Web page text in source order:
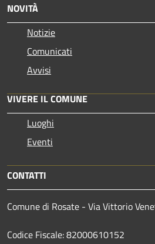
NOVITÀ
Notizie
Comunicati
Avvisi
VIVERE IL COMUNE
Luoghi
Eventi
CONTATTI
Comune di Rosate - Via Vittorio
Codice Fiscale: 82000610152